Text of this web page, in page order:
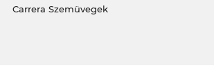
Carrera Szemüvegek